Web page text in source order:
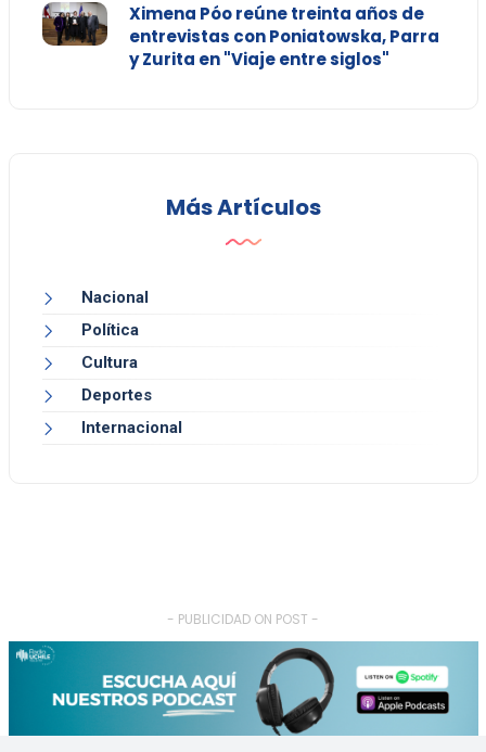
Ximena Póo reúne treinta años de
entrevistas con Poniatowska, Parra
y Zurita en "Viaje entre siglos"
Más Artículos
Nacional
Política
Cultura
Deportes
Internacional
- PUBLICIDAD ON POST -